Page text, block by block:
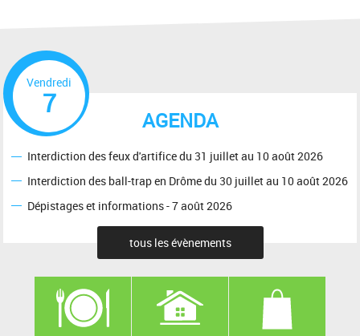
AGENDA
Vendredi
7
Interdiction des feux d'artifice du 31 juillet au 10 août 2026
Interdiction des ball-trap en Drôme du 30 juillet au 10 août 2026
Dépistages et informations - 7 août 2026
tous les évènements